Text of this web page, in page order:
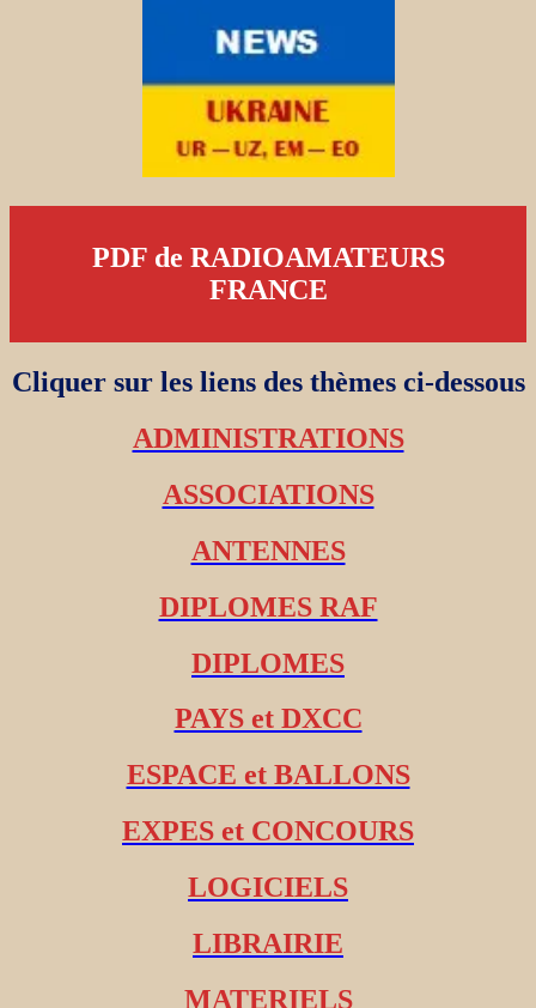
PDF de RADIOAMATEURS
FRANCE
Cliquer sur les liens des thèmes ci-dessous
ADMINISTRATIONS
ASSOCIATIONS
ANTENNES
DIPLOMES RAF
DIPLOMES
PAYS et DXCC
ESPACE et BALLONS
EXPES et CONCOURS
LOGICIELS
LIBRAIRIE
MATERIELS